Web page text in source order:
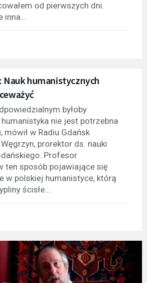
od pierwszych dni.
inna...
Nauk humanistycznych
byłoby
nie jest potrzebna
mówił w Radiu Gdańsk
prorektor ds. nauki
Profesor
ten sposób pojawiające się
w polskiej humanistyce, którą
ścisłe...